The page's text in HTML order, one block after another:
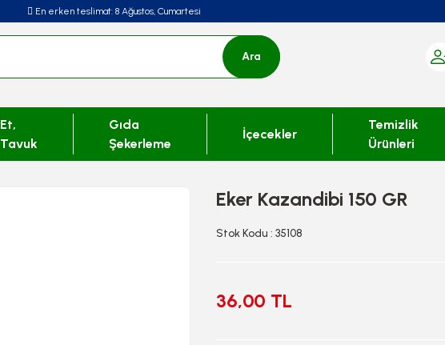
En erken teslimat: 8 Ağustos, Cumartesi
Ara
Et,
Tavuk
Gıda
Şekerleme
İçecekler
Temizlik
Ürünleri
Eker Kazandibi 150 GR
Stok Kodu : 35108
36,00 TL